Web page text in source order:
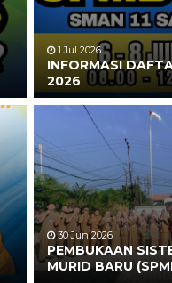
1 Jul 2026
INFORMASI
2026
30 Jun 2026
PEMBUKAAN
MURID BARU